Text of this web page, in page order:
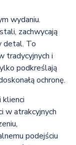
wydaniu.
zachwycają
detal. To
tradycyjnych i
podkreślają
ochronę.
klienci
w atrakcyjnych
podejściu